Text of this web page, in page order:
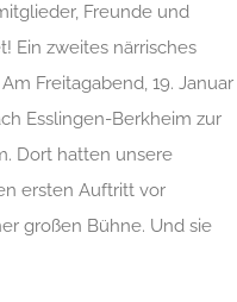
Freunde und
Ein zweites närrisches
Freitagabend, 19. Januar
Esslingen-Berkheim zur
Dort hatten unsere
ersten Auftritt vor
großen Bühne. Und sie